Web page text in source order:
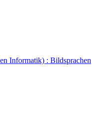
Informatik) : Bildsprachen